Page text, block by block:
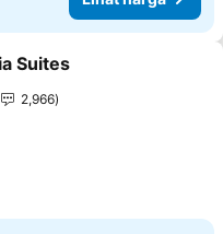
ke favorit
Suites
2,966